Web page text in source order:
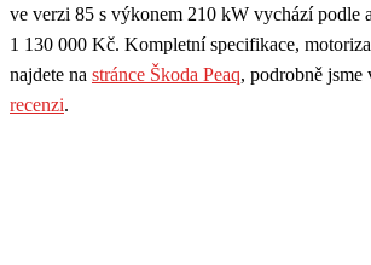
ve verzi 85 s výkonem 210 kW vychází podle
1 130 000 Kč. Kompletní specifikace,
najdete na stránce Škoda Peaq, podrobně
recenzi.